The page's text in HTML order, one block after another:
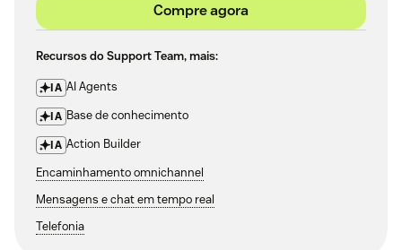
Compre agora
Recursos do Support Team, mais:
IA AI Agents
IA Base de conhecimento
IA Action Builder
Encaminhamento omnichannel
Mensagens e chat em tempo real
Telefonia